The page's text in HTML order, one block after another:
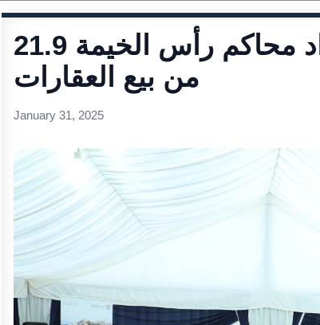
21.9 مليون درهم حصيلة مزاد محاكم رأس الخيمة
من بيع العقارات
January 31, 2025